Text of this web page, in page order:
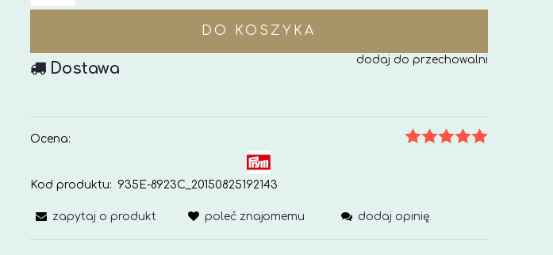
DO KOSZYKA
dodaj do przechowalni
Dostawa
Ocena:
Kod produktu: 935E-8923C_20150825192143
zapytaj o produkt poleć znajomemu dodaj opinię